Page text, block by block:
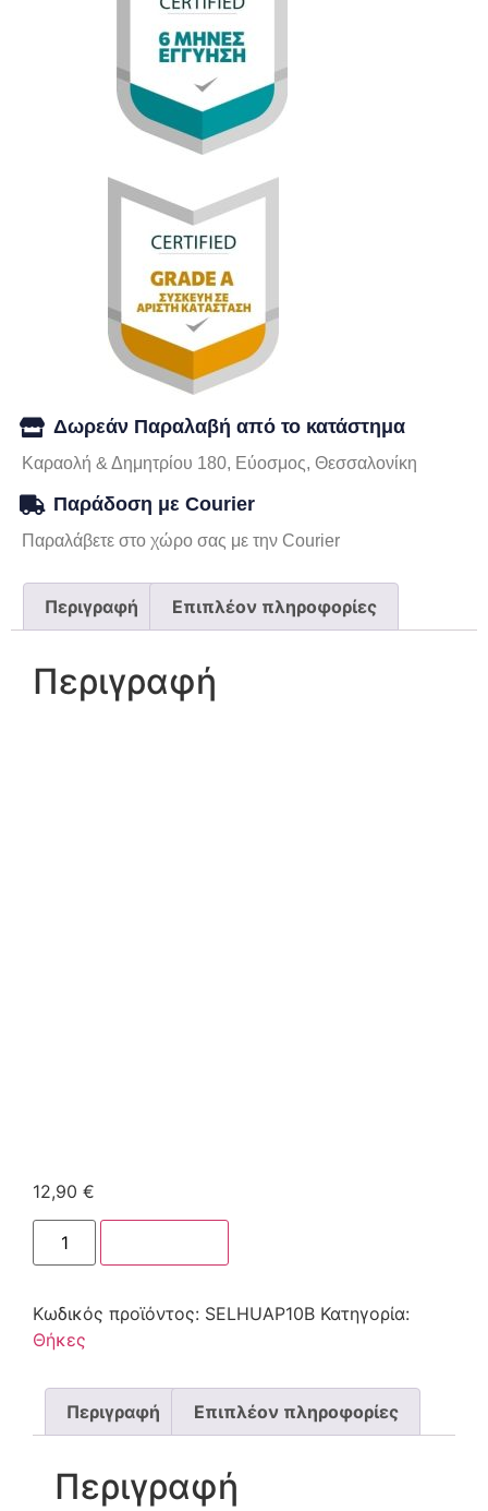
Δωρεάν Παραλαβή από το κατάστημα
Καραολή & Δημητρίου 180, Εύοσμος, Θεσσαλονίκη
Παράδοση με Courier
Παραλάβετε στο χώρο σας με την Courier
Περιγραφή Επιπλέον πληροφορίες
Περιγραφή
12,90 €
Κωδικός προϊόντος: SELHUAP10B Κατηγορία:
Θήκες
Περιγραφή Επιπλέον πληροφορίες
Περιγραφή